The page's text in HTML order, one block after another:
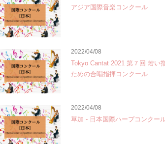
アジア国際音楽コンクール
2022/04/08
Tokyo Cantat 2021 第７回 若い
ための合唱指揮コンクール
2022/04/08
草加 - 日本国際ハープコンクー